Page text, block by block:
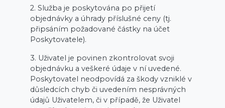
2. Služba je poskytována po přijetí
objednávky a úhrady příslušné ceny (tj.
připsáním požadované částky na účet
Poskytovatele).
3. Uživatel je povinen zkontrolovat svoji
objednávku a veškeré údaje v ní uvedené.
Poskytovatel neodpovídá za škody vzniklé v
důsledcích chyb či uvedením nesprávných
údajů Uživatelem, či v případě, že Uživatel